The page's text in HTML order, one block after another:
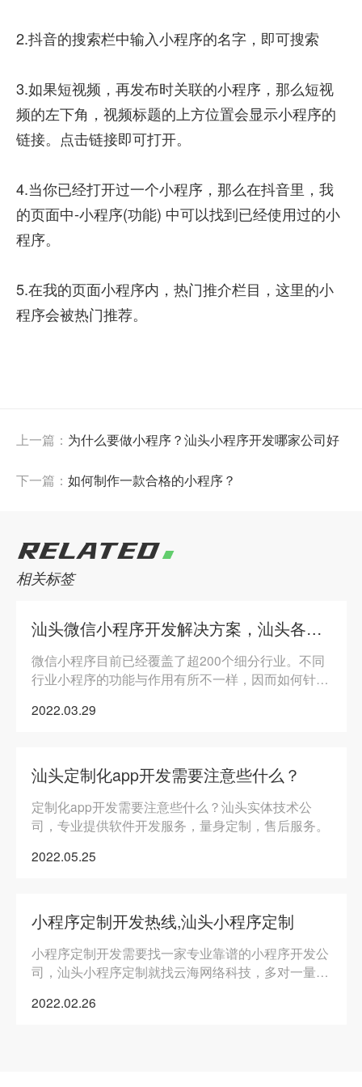
2.抖音的搜索栏中输入小程序的名字，即可搜索
3.如果短视频，再发布时关联的小程序，那么短视
频的左下角，视频标题的上方位置会显示小程序的
链接。点击链接即可打开。
4.当你已经打开过一个小程序，那么在抖音里，我
的页面中-小程序(功能) 中可以找到已经使用过的小
程序。
5.在我的页面小程序内，热门推介栏目，这里的小
程序会被热门推荐。
上一篇： 为什么要做小程序？汕头小程序开发哪家公司好
下一篇： 如何制作一款合格的小程序？
RELATED
相关标签
汕头微信小程序开发解决方案，汕头各行业小程序解决方案
微信小程序目前已经覆盖了超200个细分行业。不同
行业小程序的功能与作用有所不一样，因而如何针对
程序开发解决方案。
2022.03.29
汕头定制化app开发需要注意些什么？
定制化app开发需要注意些什么？汕头实体技术公
司，专业提供软件开发服务，量身定制，售后服务。
2022.05.25
小程序定制开发热线,汕头小程序定制
小程序定制开发需要找一家专业靠谱的小程序开发公
司，汕头小程序定制就找云海网络科技，多对一量身
2022.02.26